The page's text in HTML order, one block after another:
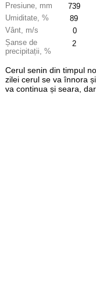
Presiune, mm
Umiditate, %
Vânt, m/s
Șanse de
precipitații, %
740
82
0
21
739
89
0
2
Cerul senin din timpul
zilei cerul se va înnora
va continua și seara,